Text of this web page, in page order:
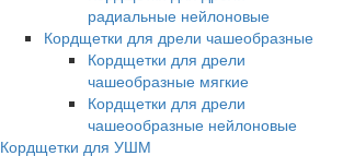
радиальные нейлоновые
Кордщетки для дрели чашеобразные
Кордщетки для дрели
чашеобразные мягкие
Кордщетки для дрели
чашеообразные нейлоновые
Кордщетки для УШМ